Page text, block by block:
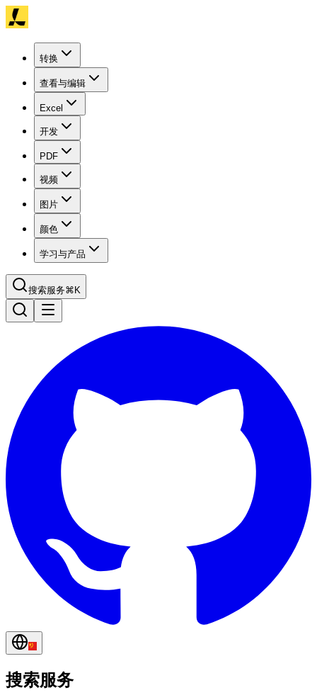
转换
查看与编辑
Excel
开发
PDF
视频
图片
颜色
学习与产品
搜索服务⌘K
搜索服务